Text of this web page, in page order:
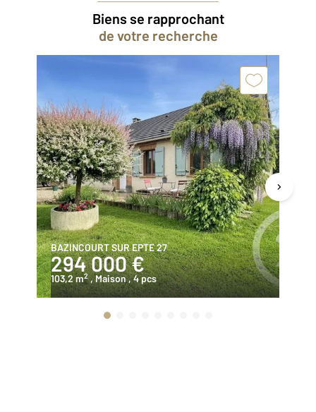
Biens se rapprochant
de votre recherche
BAZINCOURT SUR EPTE 27
294 000 €
103,2 m2 , Maison, 4 pcs